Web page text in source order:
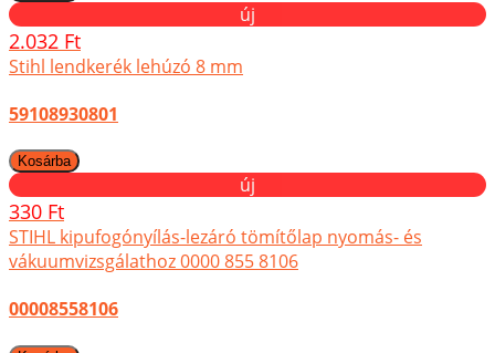
új
2.032 Ft
Stihl lendkerék lehúzó 8 mm
59108930801
új
330 Ft
STIHL kipufogónyílás-lezáró tömítőlap nyomás- és
vákuumvizsgálathoz 0000 855 8106
00008558106